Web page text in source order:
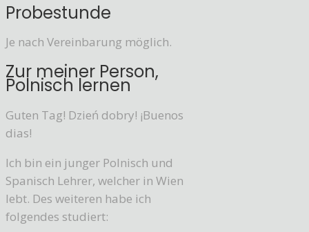
Probestunde
Je nach Vereinbarung möglich.
Zur meiner Person,
Polnisch lernen
Guten Tag! Dzień dobry! ¡Buenos
dias!
Ich bin ein junger Polnisch und
Spanisch Lehrer, welcher in Wien
lebt. Des weiteren habe ich
folgendes studiert: